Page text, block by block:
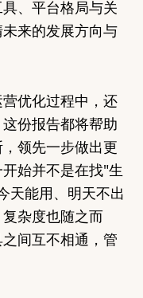
、平台格局与关
来的发展方向与
优化过程中，还
份报告都将帮助
领先一步做出更
始并不是在找"生
能用、明天不出
杂度也随之而
间互不相通，管